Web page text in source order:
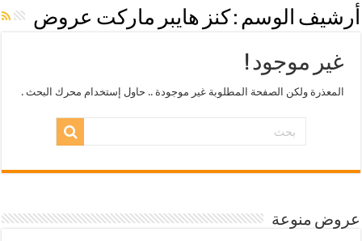
أرشيف الوسم : كنز هايبر ماركت عروض
غير موجود !
المعذرة ولكن الصفحة المطلوبة غير موجودة .. حاول إستخدام محرك البحث .
عروض منوعة